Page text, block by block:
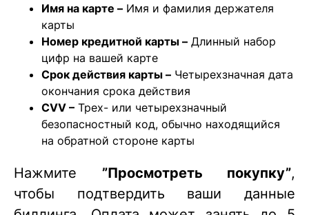
Имя на карте – Имя и фамилия держателя
карты
Номер кредитной карты – Длинный набор
цифр на вашей карте
Срок действия карты – Четырехзначная дата
окончания срока действия
CVV – Трех- или четырехзначный
безопасностный код, обычно находящийся
на обратной стороне карты
Нажмите ”Просмотреть покупку”,
чтобы подтвердить ваши данные